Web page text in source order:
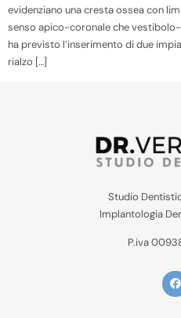
evidenziano una cresta ossea con
senso apico-coronale che
ha previsto l’inserimento di due
rialzo […]
Studio
Implantologia
P.iva